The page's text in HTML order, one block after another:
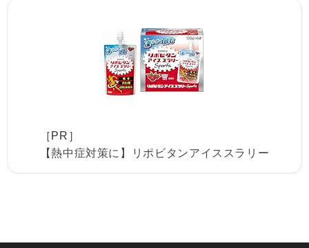
［PR］
【熱中症対策に】リポビタンアイススラリー